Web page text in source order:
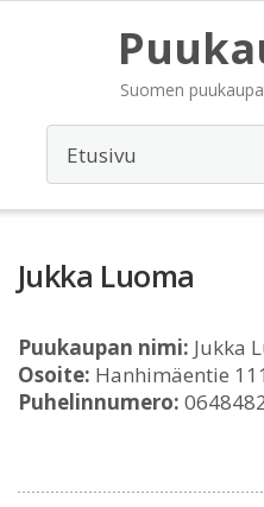
Suomen
Jukka Luoma
Puukaupan nimi: Jukka
Osoite: Hanhimäentie
Puhelinnumero: